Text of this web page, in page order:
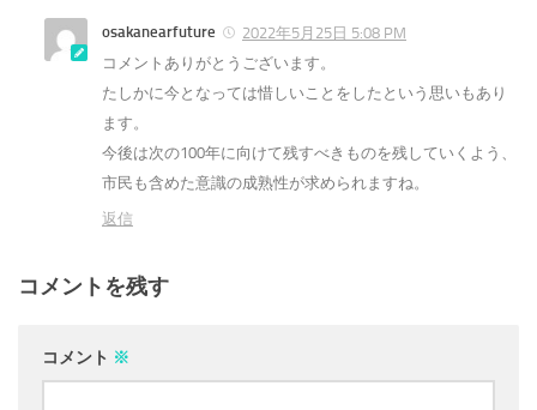
osakanearfuture
2022年5月25日 5:08 PM
コメントありがとうございます。
たしかに今となっては惜しいことをしたという思いもあり
ます。
今後は次の100年に向けて残すべきものを残していくよう、
市民も含めた意識の成熟性が求められますね。
返信
コメントを残す
コメント ※